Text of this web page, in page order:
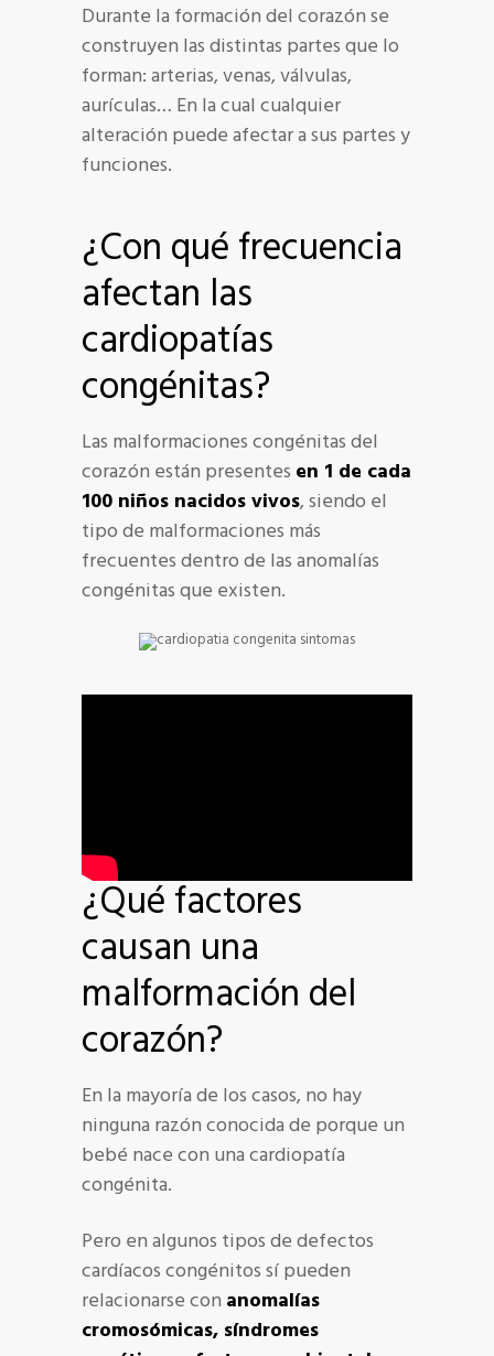
Durante la formación del corazón se
construyen las distintas partes que lo
forman: arterias, venas, válvulas,
aurículas… En la cual cualquier
alteración puede afectar a sus partes y
funciones.
¿Con qué frecuencia
afectan las
cardiopatías
congénitas?
Las malformaciones congénitas del
corazón están presentes en 1 de cada
100 niños nacidos vivos, siendo el
tipo de malformaciones más
frecuentes dentro de las anomalías
congénitas que existen.
¿Qué factores
causan una
malformación del
corazón?
En la mayoría de los casos, no hay
ninguna razón conocida de porque un
bebé nace con una cardiopatía
congénita.
Pero en algunos tipos de defectos
cardíacos congénitos sí pueden
relacionarse con anomalías
cromosómicas, síndromes